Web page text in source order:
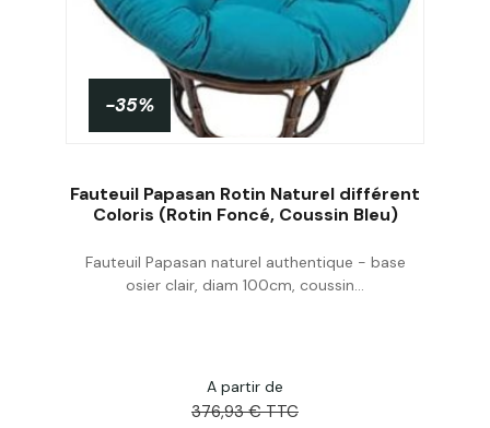
Acheter
-35%
Fauteuil Papasan Rotin Naturel différent
Coloris (Rotin Foncé, Coussin Bleu)
Fauteuil Papasan naturel authentique - base
osier clair, diam 100cm, coussin...
A partir de
376,93 € TTC